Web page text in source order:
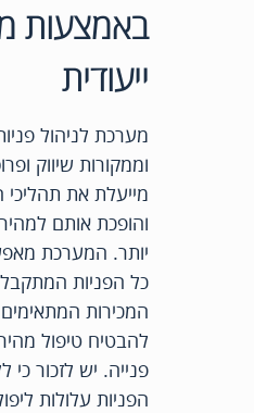
באמצעות
ייעודית
מערכת לניהול
וממקורות שיווק
מייעלת את
והופכת אותם
יותר. המערכת
כל הפניות
המכירות
להבטיח טיפול מהיר
פנייה. יש לזכור
הפניות עלולות